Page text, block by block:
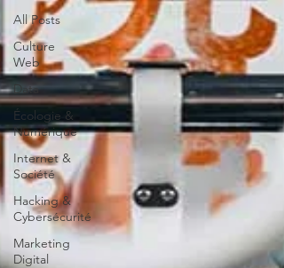
All Posts
Culture
Web
Data
Écologie &
Numérique
Internet &
Société
Hacking &
Cybersécurité
Marketing
Digital